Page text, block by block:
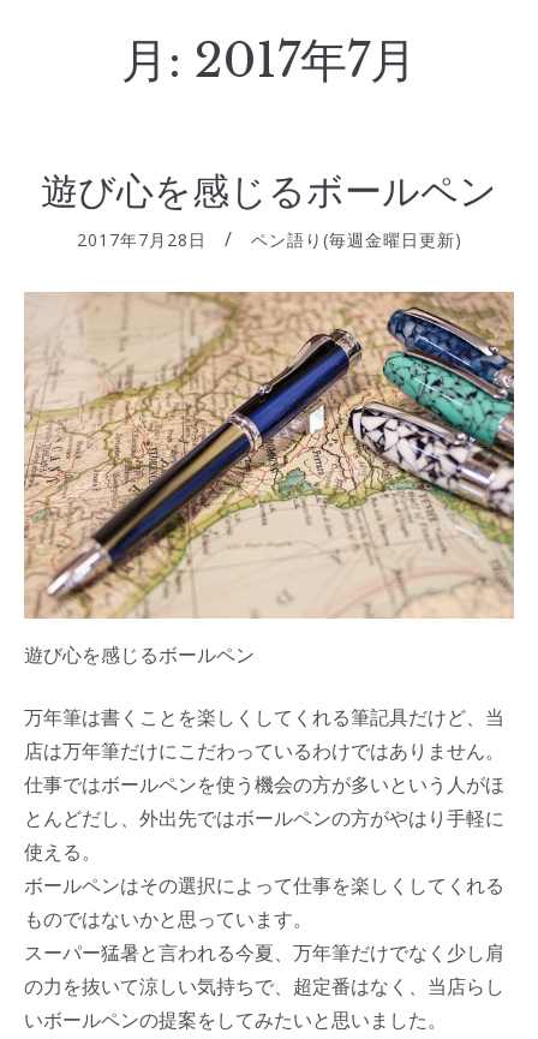
月: 2017年7月
遊び心を感じるボールペン
2017年7月28日 ペン語り(毎週金曜日更新)
遊び心を感じるボールペン
万年筆は書くことを楽しくしてくれる筆記具だけど、当
店は万年筆だけにこだわっているわけではありません。
仕事ではボールペンを使う機会の方が多いという人がほ
とんどだし、外出先ではボールペンの方がやはり手軽に
使える。
ボールペンはその選択によって仕事を楽しくしてくれる
ものではないかと思っています。
スーパー猛暑と言われる今夏、万年筆だけでなく少し肩
の力を抜いて涼しい気持ちで、超定番はなく、当店らし
いボールペンの提案をしてみたいと思いました。